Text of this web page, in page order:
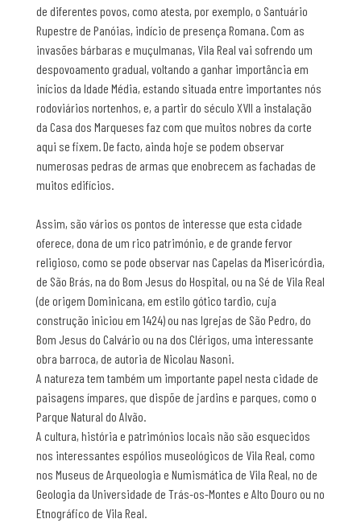
de diferentes povos, como atesta, por exemplo, o Santuário
Rupestre de Panóias, indício de presença Romana. Com as
invasões bárbaras e muçulmanas, Vila Real vai sofrendo um
despovoamento gradual, voltando a ganhar importância em
inícios da Idade Média, estando situada entre importantes nós
rodoviários nortenhos, e, a partir do século XVII a instalação
da Casa dos Marqueses faz com que muitos nobres da corte
aqui se fixem. De facto, ainda hoje se podem observar
numerosas pedras de armas que enobrecem as fachadas de
muitos edifícios.
Assim, são vários os pontos de interesse que esta cidade
oferece, dona de um rico património, e de grande fervor
religioso, como se pode observar nas Capelas da Misericórdia,
de São Brás, na do Bom Jesus do Hospital, ou na Sé de Vila Real
(de origem Dominicana, em estilo gótico tardio, cuja
construção iniciou em 1424) ou nas Igrejas de São Pedro, do
Bom Jesus do Calvário ou na dos Clérigos, uma interessante
obra barroca, de autoria de Nicolau Nasoni.
A natureza tem também um importante papel nesta cidade de
paisagens ímpares, que dispõe de jardins e parques, como o
Parque Natural do Alvão.
A cultura, história e patrimónios locais não são esquecidos
nos interessantes espólios museológicos de Vila Real, como
nos Museus de Arqueologia e Numismática de Vila Real, no de
Geologia da Universidade de Trás-os-Montes e Alto Douro ou no
Etnográfico de Vila Real.